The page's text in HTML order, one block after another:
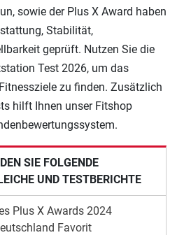
sowie der Plus X Award haben
Stabilität,
geprüft. Nutzen Sie die
Test 2026, um das
zu finden. Zusätzlich
hilft Ihnen unser Fitshop
SIE FOLGENDE
UND TESTBERICHTE
Plus X Awards 2024
Favorit